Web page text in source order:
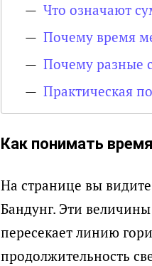
Что означают
Почему время
Почему разные
Практическая
Как понимать
На странице вы
Бандунг. Эти
пересекает линию
продолжительность